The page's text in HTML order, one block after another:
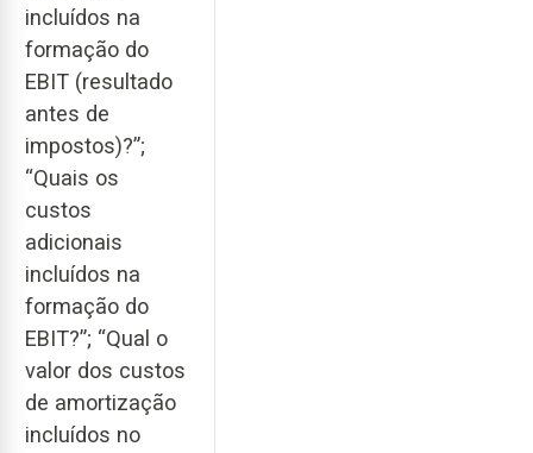
incluídos na
formação do
EBIT (resultado
antes de
impostos)?”;
“Quais os
custos
adicionais
incluídos na
formação do
EBIT?”; “Qual o
valor dos custos
de amortização
incluídos no